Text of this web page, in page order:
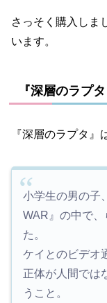
さっそく購入しま
います。
『深層のラプ
『深層のラプタ』
小学生の男の子
WAR』の中で
た。
ケイとのビデオ
正体が人間では
うこと。